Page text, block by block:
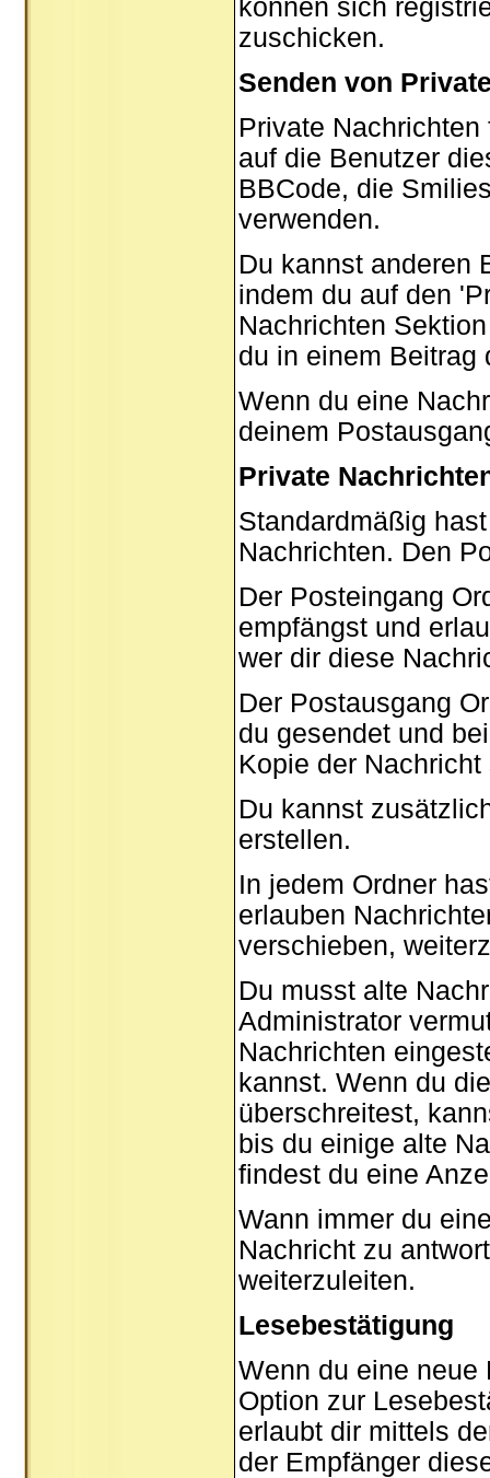
können sich
zuschicken.
Senden von
Private
auf die Benutzer
BBCode, die
verwenden.
Du kannst anderen
indem du auf den '
Nachrichten
du in einem
Wenn du eine
deinem
Private
Standardmäßig
Nachrichten. Den
Der Posteingang
empfängst und
wer dir diese
Der Postausgang
du gesendet und
Kopie der
Du kannst
erstellen.
In jedem Ordner
erlauben
verschieben,
Du musst alte
Administrator
Nachrichten
kannst. Wenn du
überschreitest,
bis du einige alte
findest du eine
Wann immer du
Nachricht zu
weiterzuleiten.
Lesebestätigung
Wenn du eine neue
Option zur
erlaubt dir mittels
der Empfänger